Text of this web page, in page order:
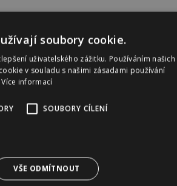
soubory cookie.
uživatelského zážitku. Používáním našich
v souladu s našimi zásadami používání
Více informací
SOUBORY CÍLENÍ
VŠE ODMÍTNOUT